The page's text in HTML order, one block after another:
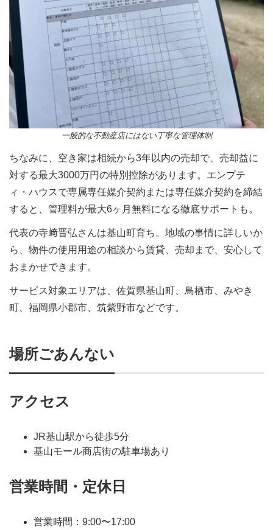
一般的な不動産店にはない丁寧な管理体制
ちなみに、空き家は相続から3年以内の売却で、売却益に
対する最大3000万円の特別控除があります。エンプテ
ィ・ハウスで専属専任媒介契約または専任媒介契約を締結
すると、管理料が最大6ヶ月無料になる徹底サポートも。
代表の寺﨑晋弘さんは基山町育ち。地域の事情に詳しいか
ら、物件の使用用途の相談から賃貸、売却まで、安心して
おまかせできます。
サービス対象エリアは、佐賀県基山町、鳥栖市、みやき
町、福岡県小郡市、筑紫野市などです。
場所ごあんない
アクセス
JR基山駅から徒歩5分
基山モール商店街の駐車場あり
営業時間・定休日
営業時間：9:00〜17:00